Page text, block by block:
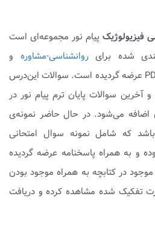
فیزیولوژیک پیام نور مجموعه‌ای است
شده برایروانشناسی-مشاوره و
به شکل کتابچه PDF عرضه گردیده است. سوالات این‌درس
آخرین سوالات پایان ترم پیام نور در
اضافه می‌شود. در حال حاضر نمونه‌ی
که شامل نمونه سوال امتحانی
۱۳۹۳ تا ۱۴۰۲-۱۴۰۱ بوده و به همراه پاسخنامه عرضه گردیده
در کتابچه به همراه موجود بودن
تفکیک شده مشاهده کرده و دریافت